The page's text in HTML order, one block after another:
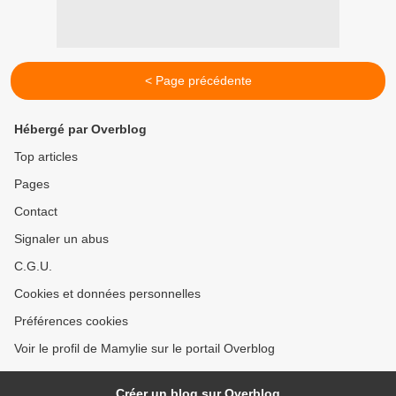
< Page précédente
Hébergé par Overblog
Top articles
Pages
Contact
Signaler un abus
C.G.U.
Cookies et données personnelles
Préférences cookies
Voir le profil de Mamylie sur le portail Overblog